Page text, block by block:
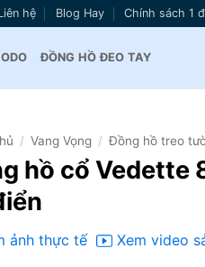
hệ Blog Hay Chính sách 1
ĐỒNG HỒ ĐEO TAY
/ Vang Vọng / Đồng hồ treo
hồ cổ Vedette
ảnh thực tế Xem video